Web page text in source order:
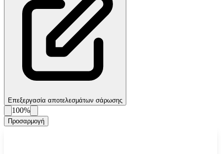
Επεξεργασία αποτελεσμάτων σάρωσης
100%
Προσαρμογή